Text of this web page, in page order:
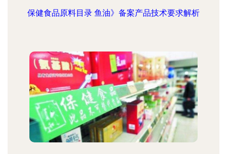
保健食品原料目录 鱼油》备案产品技术要求解析